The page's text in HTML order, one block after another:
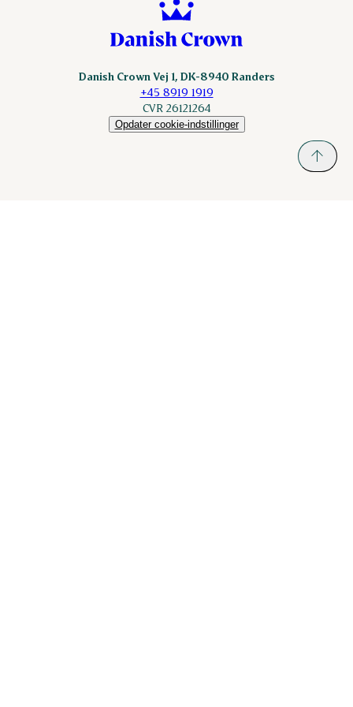
Danish Crown Vej 1, DK-8940 Randers
+45 8919 1919
CVR 26121264
Opdater cookie-indstillinger